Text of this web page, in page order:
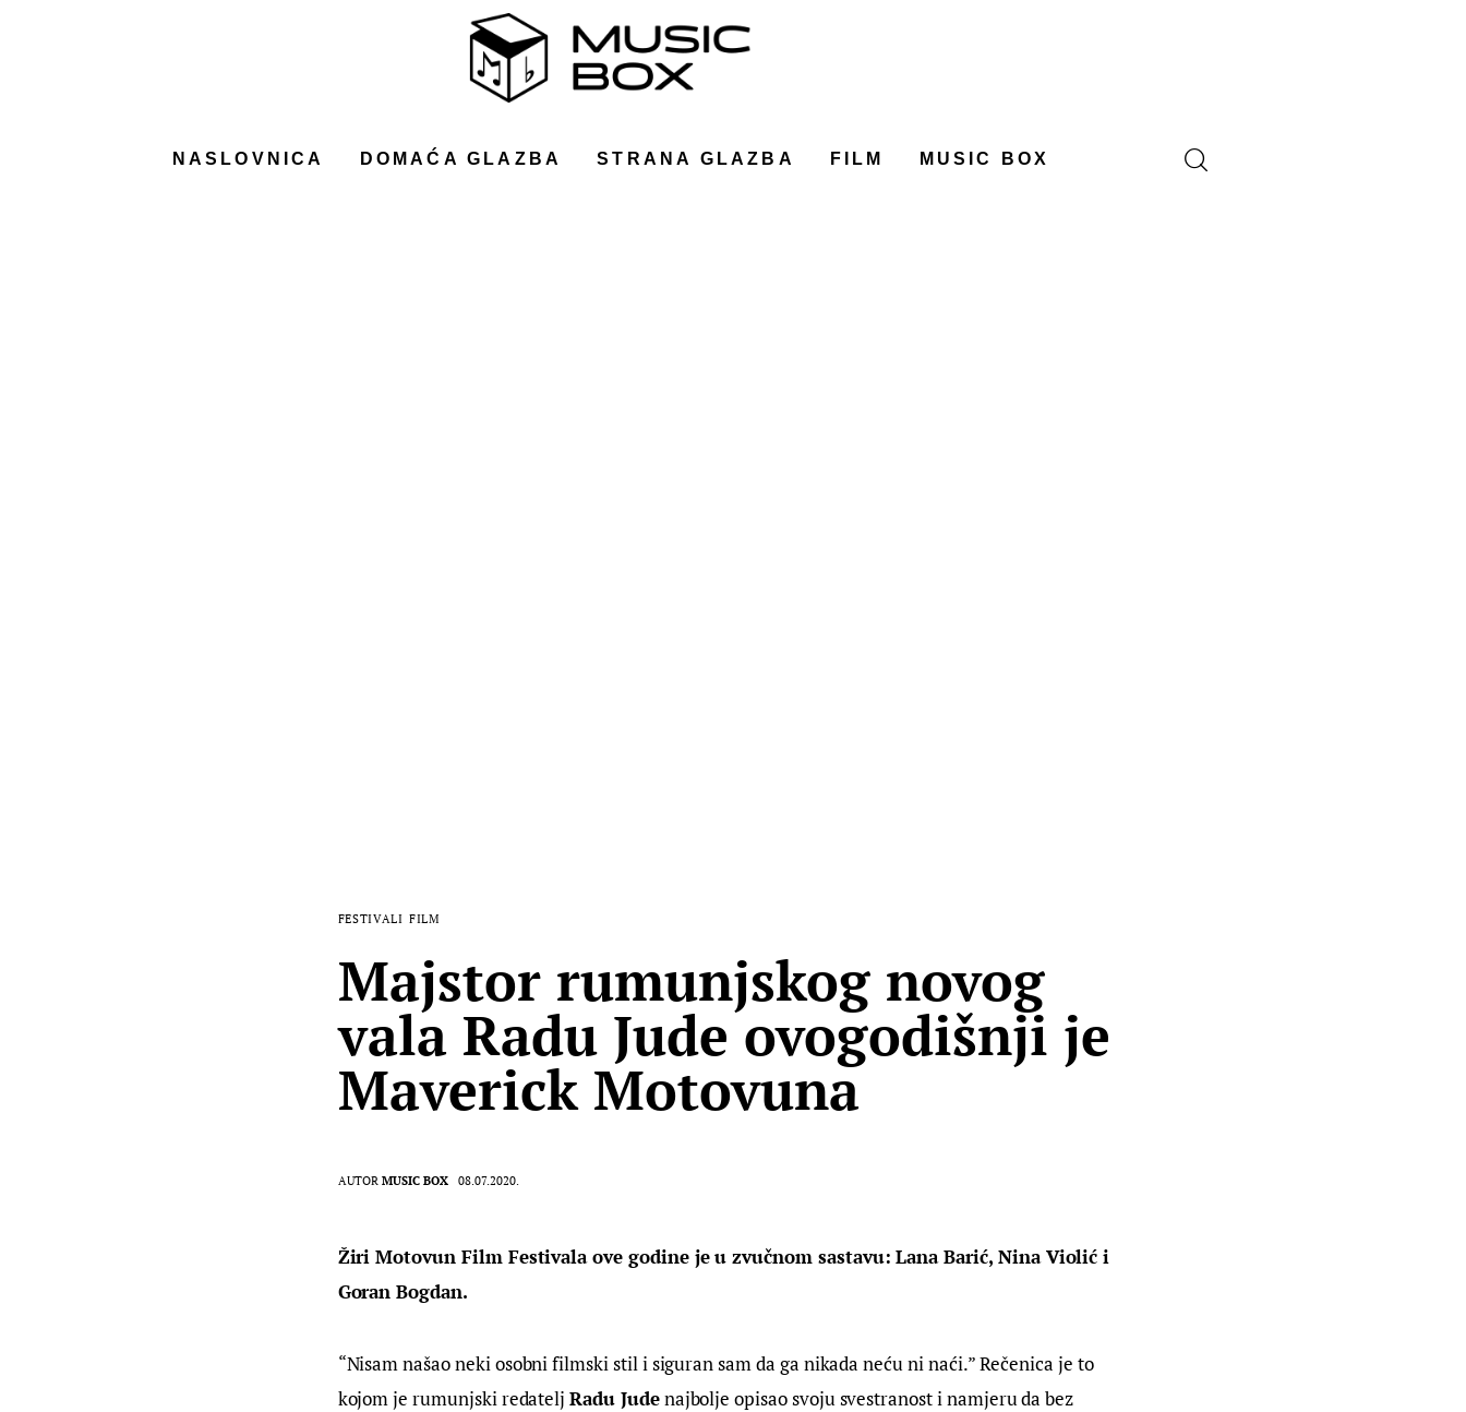
NASLOVNICA DOMAĆA GLAZBA STRANA GLAZBA FILM MUSIC BOX
FESTIVALI FILM
Majstor rumunjskog novog
vala Radu Jude ovogodišnji je
Maverick Motovuna
AUTOR MUSIC BOX 08.07.2020.
Žiri Motovun Film Festivala ove godine je u zvučnom sastavu: Lana Barić, Nina Violić i
Goran Bogdan.
“Nisam našao neki osobni filmski stil i siguran sam da ga nikada neću ni naći.” Rečenica je to
kojom je rumunjski redatelj Radu Jude najbolje opisao svoju svestranost i namjeru da bez